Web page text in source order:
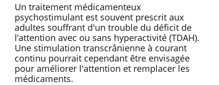
Un traitement médicamenteux
psychostimulant est souvent prescrit aux
adultes souffrant d'un trouble du déficit de
l’attention avec ou sans hyperactivité (TDAH).
Une stimulation transcrânienne à courant
continu pourrait cependant être envisagée
pour améliorer l'attention et remplacer les
médicaments.